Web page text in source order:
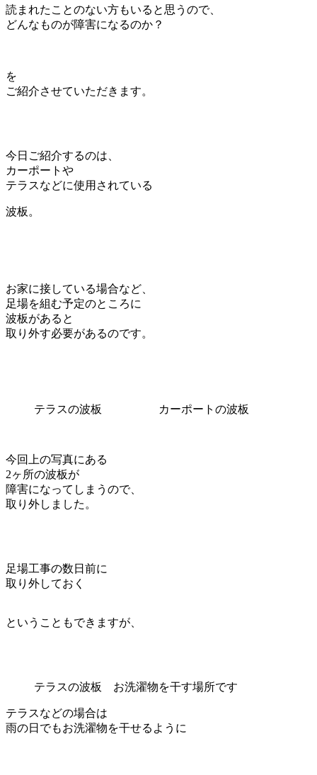
読まれたことのない方もいると思うので、
どんなものが障害になるのか？
を
ご紹介させていただきます。
今日ご紹介するのは、
カーポートや
テラスなどに使用されている
波板。
お家に接している場合など、
足場を組む予定のところに
波板があると
取り外す必要があるのです。
テラスの波板 カーポートの波板
今回上の写真にある
2ヶ所の波板が
障害になってしまうので、
取り外しました。
足場工事の数日前に
取り外しておく
ということもできますが、
テラスの波板 お洗濯物を干す場所です
テラスなどの場合は
雨の日でもお洗濯物を干せるように